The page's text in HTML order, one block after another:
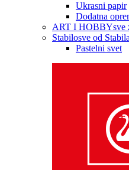
Ukrasni papir
Dodatna
ART I HOBBYsve
Stabilosve od Stabila
Pastelni svet